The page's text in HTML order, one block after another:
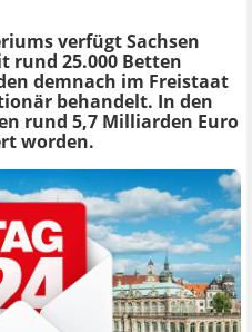
verfügt Sachsen
rund 25.000 Betten
demnach im Freistaat
behandelt. In den
rund 5,7 Milliarden Euro
worden.